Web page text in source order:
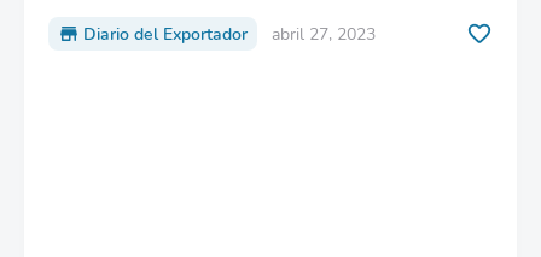
Diario del Exportador abril 27, 2023